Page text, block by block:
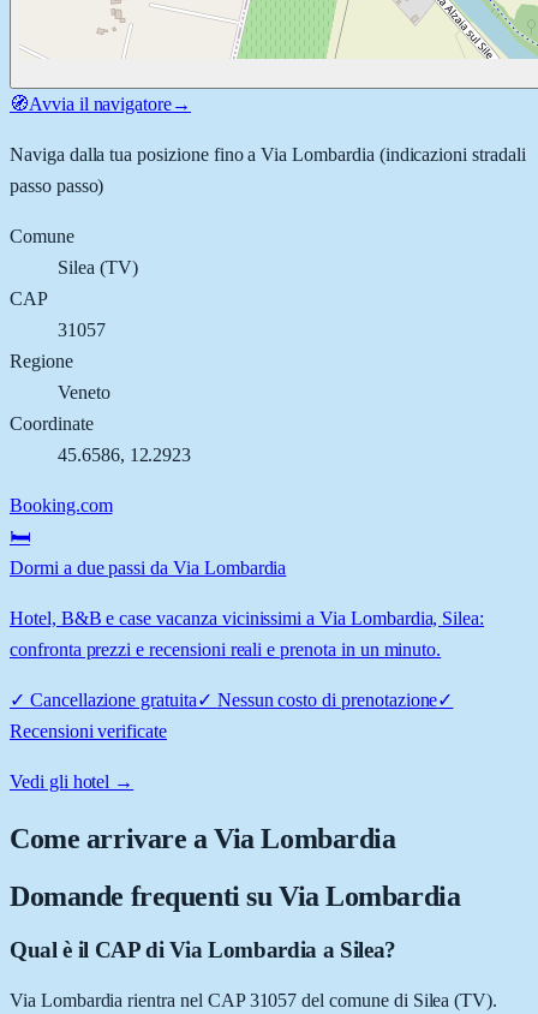
🧭Avvia il navigatore→
Naviga dalla tua posizione fino aVia Lombardia (indicazioni stradali
passo passo)
Comune
Silea (TV)
CAP
31057
Regione
Veneto
Coordinate
45.6586, 12.2923
Booking.com
🛏️
Dormi a due passi da Via Lombardia
Hotel, B&B e case vacanza vicinissimi a Via Lombardia, Silea:
confronta prezzi e recensioni reali e prenota in un minuto.
✓ Cancellazione gratuita✓ Nessun costo di prenotazione✓
Recensioni verificate
Vedi gli hotel →
Come arrivare aVia Lombardia
Domande frequenti su Via Lombardia
Qual è il CAP di Via Lombardia a Silea?
Via Lombardia rientra nel CAP 31057 del comune di Silea (TV).